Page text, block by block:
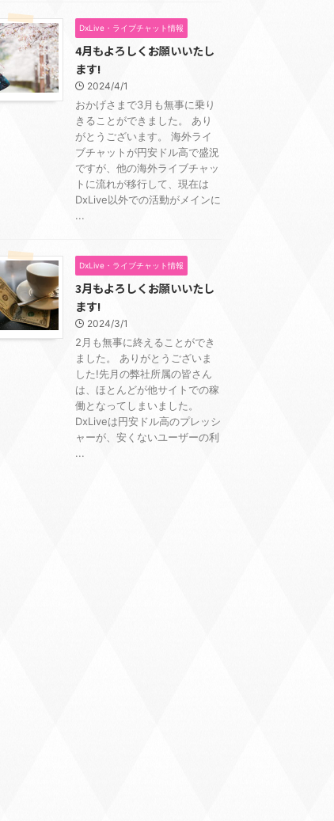
DxLive・ライブチャット情報
4月もよろしくお願いいたし
ます!
2024/4/1
おかげさまで3月も無事に乗り
きることができました。 あり
がとうございます。 海外ライ
ブチャットが円安ドル高で盛況
ですが、他の海外ライブチャッ
トに流れが移行して、現在は
DxLive以外での活動がメインに
...
DxLive・ライブチャット情報
3月もよろしくお願いいたし
ます!
2024/3/1
2月も無事に終えることができ
ました。 ありがとうございま
した!先月の弊社所属の皆さん
は、ほとんどが他サイトでの稼
働となってしまいました。
DxLiveは円安ドル高のプレッシ
ャーが、安くないユーザーの利
...